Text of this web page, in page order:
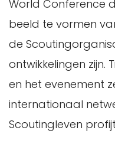
World Conference
beeld te vormen
de
ontwikkelingen zijn.
en het evenement
internationaal
Scoutingleven